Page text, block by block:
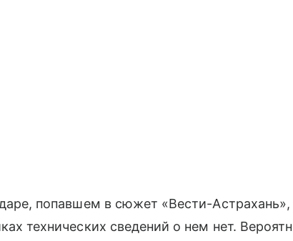
попавшем в сюжет «Вести-Астрахань»,
технических сведений о нем нет.